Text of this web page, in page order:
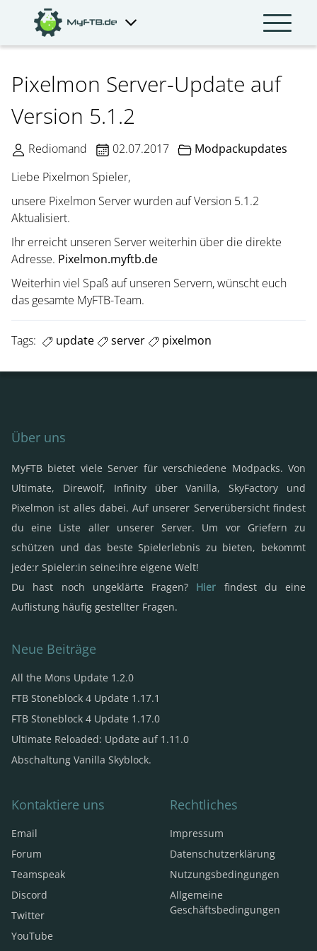
Pixelmon Server-Update auf
Version 5.1.2
Rediomand 02.07.2017
Modpackupdates
Liebe Pixelmon Spieler,
unsere Pixelmon Server wurden auf Version 5.1.2
Aktualisiert.
Ihr erreicht unseren Server weiterhin über die direkte
Adresse. Pixelmon.myftb.de
Weiterhin viel Spaß auf unseren Servern, wünscht euch
das gesamte MyFTB-Team.
Tags: update server pixelmon
Über uns
MyFTB bietet viele Server für verschiedene Modpacks. Von
Ultimate, Direwolf, Infinity über Vanilla, SkyFactory und
Pixelmon ist alles dabei. Auf unserer Serverübersicht findest
du eine Liste aller unserer Server. Um vor Griefern zu
schützen und das beste Spielerlebnis zu bieten, bekommt
jede:r Spieler:in seine:ihre eigene Welt!
Du hast noch ungeklärte Fragen? Hier findest du eine
Auflistung häufig gestellter Fragen.
Neue Beiträge
All the Mons Update 1.2.0
FTB Stoneblock 4 Update 1.17.1
FTB Stoneblock 4 Update 1.17.0
Ultimate Reloaded: Update auf 1.11.0
Abschaltung Vanilla Skyblock.
Kontaktiere uns
Email
Forum
Teamspeak
Discord
Twitter
YouTube
Rechtliches
Impressum
Datenschutzerklärung
Nutzungsbedingungen
Allgemeine
Geschäftsbedingungen